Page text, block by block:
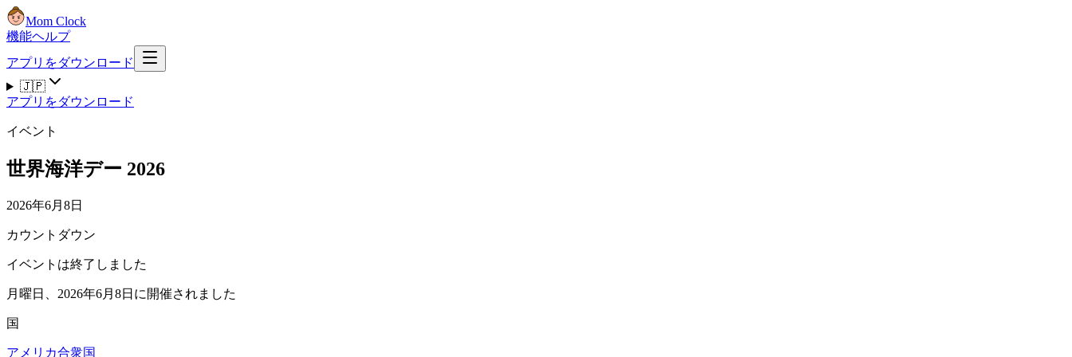
Mom Clock
機能ヘルプ
アプリをダウンロード
🇯🇵
アプリをダウンロード
イベント
世界海洋デー 2026
2026年6月8日
カウントダウン
イベントは終了しました
月曜日、2026年6月8日に開催されました
国
アメリカ合衆国